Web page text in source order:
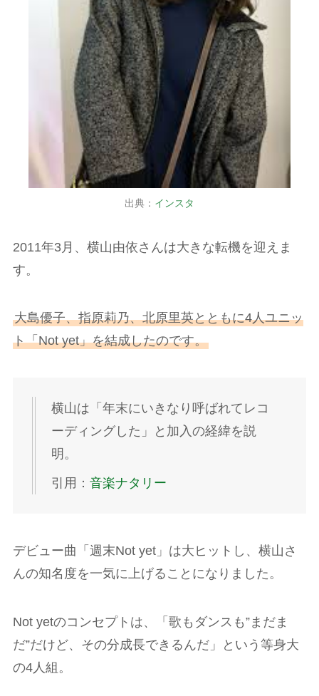
出典： インスタ
2011年3月、横山由依さんは大きな転機を迎えま
す。
大島優子、指原莉乃、北原里英とともに4人ユニッ
ト「Not yet」を結成したのです。
横山は「年末にいきなり呼ばれてレコ
ーディングした」と加入の経緯を説
明。
引用： 音楽ナタリー
デビュー曲「週末Not yet」は大ヒットし、横山さ
んの知名度を一気に上げることになりました。
Not yetのコンセプトは、「歌もダンスも”まだま
だ”だけど、その分成長できるんだ」という等身大
の4人組。